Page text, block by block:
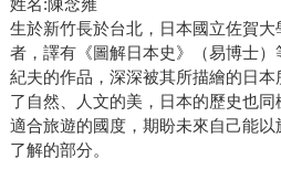
姓名:陳念雍
生於新竹長於台北，日本國立佐賀
者，譯有《圖解日本史》（易博士
紀夫的作品，深深被其所描繪的日
了自然、人文的美，日本的歷史也
適合旅遊的國度，期盼未來自己能
了解的部分。